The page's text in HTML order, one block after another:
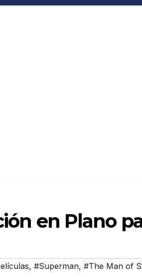
en Plano
, #Superman, #The Man of